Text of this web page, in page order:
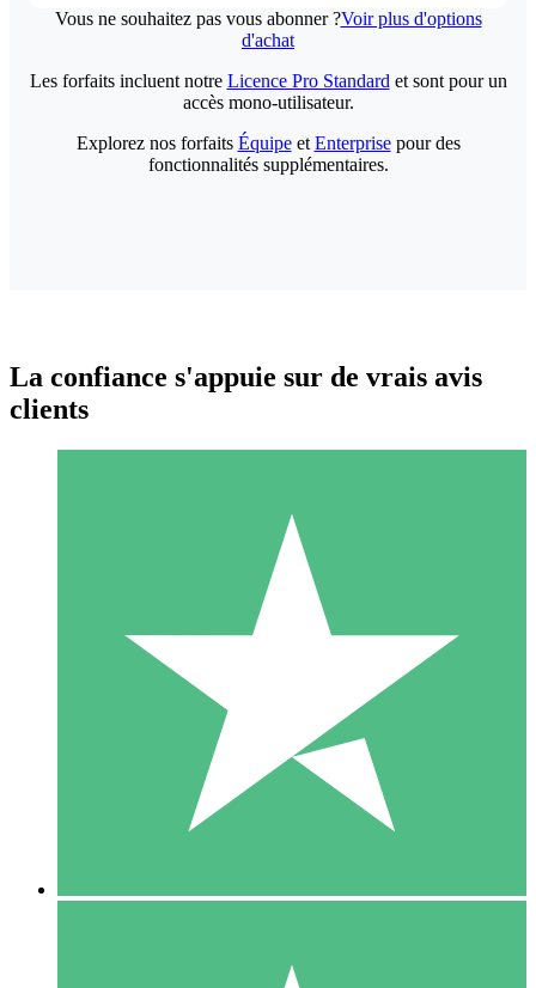
Vous ne souhaitez pas vous abonner ?Voir plus d'options
d'achat
Packs de Crédits Individuels
Payez à l'utilisation avec des crédits de téléchargement. Sans
1 Téléchargement
10 00
10 Téléchargements
Les forfaits incluent notre Licence Pro Standard et sont pour un
accès mono-utilisateur.
Explorez nos forfaits Équipeet Enterprisepour des
fonctionnalités supplémentaires.
La confiance s'appuie sur de vrais avis
clients